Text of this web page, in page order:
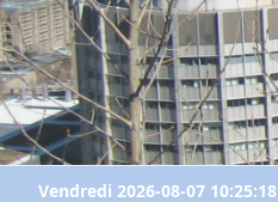
Vendredi 2026-08-07 10:25:18